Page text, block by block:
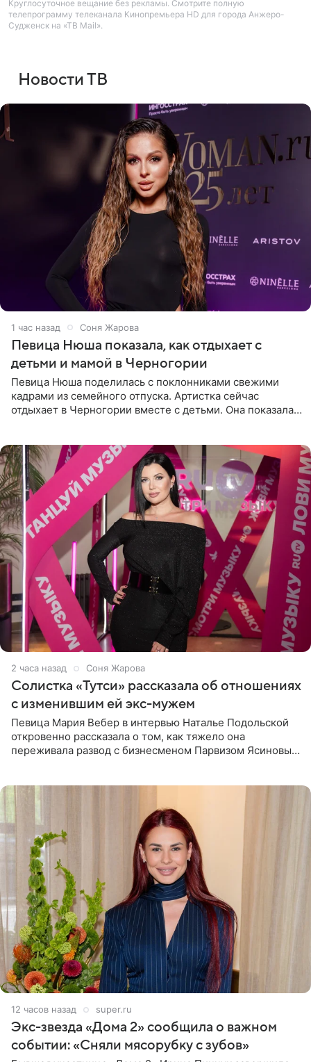
Круглосуточное вещание без рекламы. Смотрите полную
телепрограмму телеканала Кинопремьера HD для города Анжеро-
Судженск на «ТВ Mail».
Новости ТВ
1 час назад Соня Жарова
Певица Нюша показала, как отдыхает с
детьми и мамой в Черногории
Певица Нюша поделилась с поклонниками свежими
кадрами из семейного отпуска. Артистка сейчас
отдыхает в Черногории вместе с детьми. Она показала,
2 часа назад Соня Жарова
Солистка «Тутси» рассказала об отношениях
с изменившим ей экс-мужем
Певица Мария Вебер в интервью Наталье Подольской
откровенно рассказала о том, как тяжело она
переживала развод с бизнесменом Парвизом Ясиновым.
12 часов назад super.ru
Экс-звезда «Дома 2» сообщила о важном
событии: «Сняли мясорубку с зубов»